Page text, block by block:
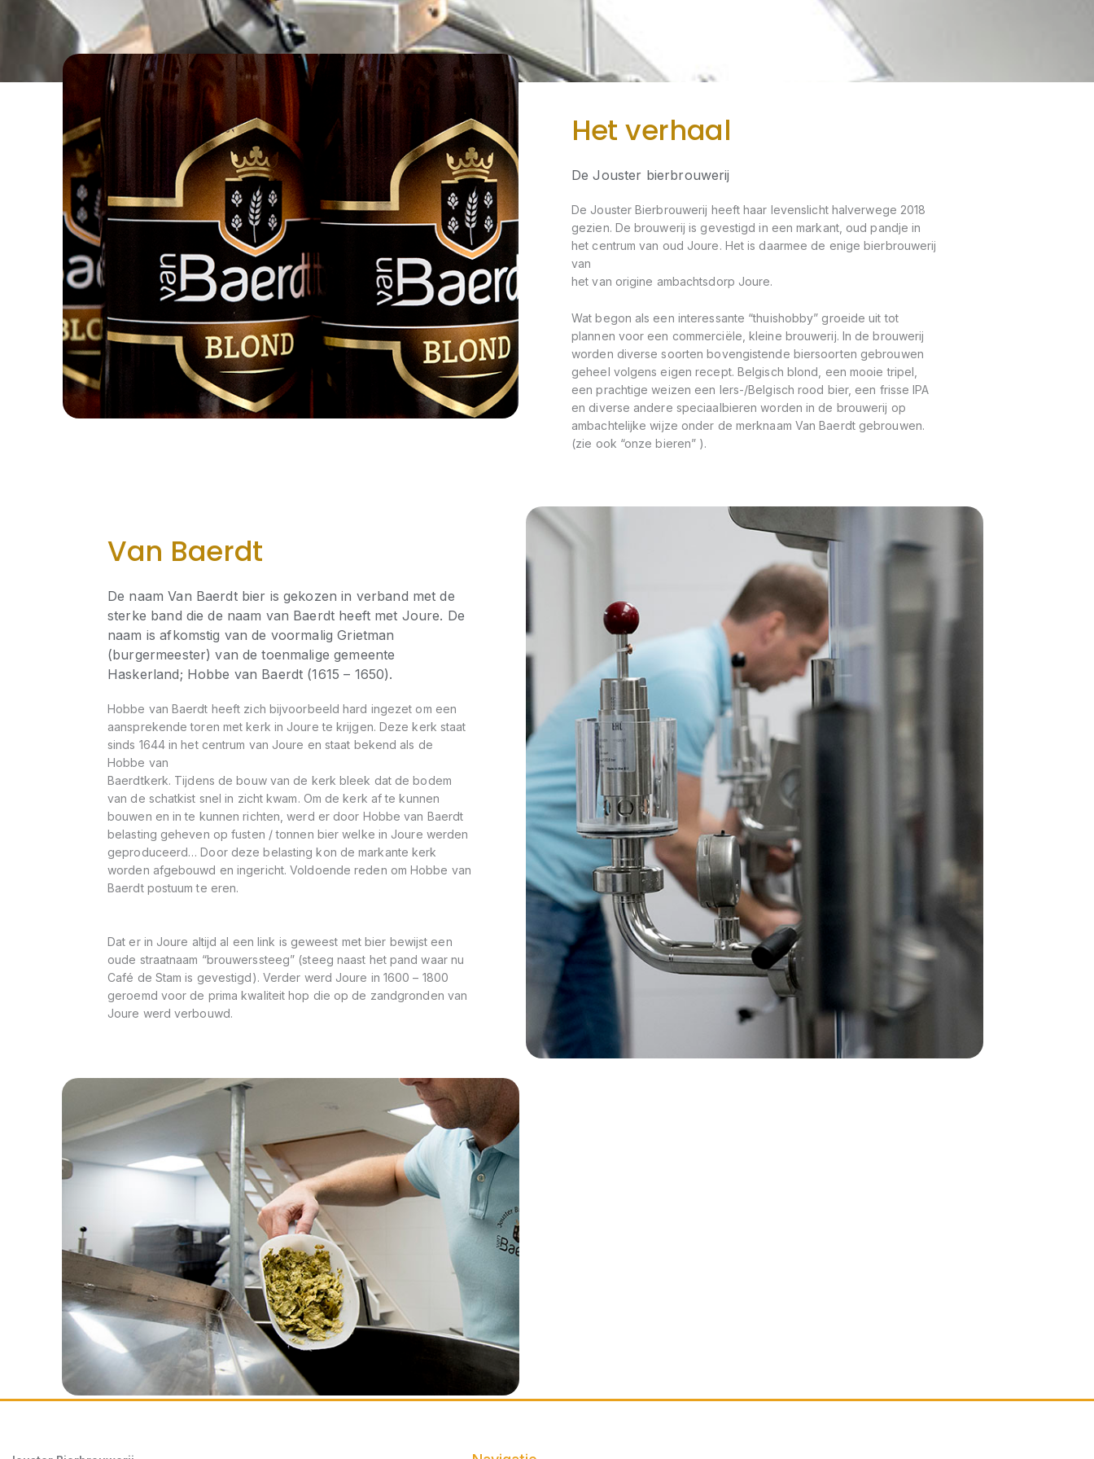
Het verhaal
De Jouster bierbrouwerij
De Jouster Bierbrouwerij heeft haar levenslicht halverwege 2018
gezien. De brouwerij is gevestigd in een markant, oud pandje in
het centrum van oud Joure. Het is daarmee de enige bierbrouwerij
van
het van origine ambachtsdorp Joure.
Wat begon als een interessante “thuishobby” groeide uit tot
plannen voor een commerciële, kleine brouwerij. In de brouwerij
worden diverse soorten bovengistende biersoorten gebrouwen
geheel volgens eigen recept. Belgisch blond, een mooie tripel,
een prachtige weizen een Iers-/Belgisch rood bier, een frisse IPA
en diverse andere speciaalbieren worden in de brouwerij op
ambachtelijke wijze onder de merknaam Van Baerdt gebrouwen.
(zie ook “onze bieren” ).
Van Baerdt
De naam Van Baerdt bier is gekozen in verband met de
sterke band die de naam van Baerdt heeft met Joure. De
naam is afkomstig van de voormalig Grietman
(burgermeester) van de toenmalige gemeente
Haskerland; Hobbe van Baerdt (1615 – 1650).
Hobbe van Baerdt heeft zich bijvoorbeeld hard ingezet om een
aansprekende toren met kerk in Joure te krijgen. Deze kerk staat
sinds 1644 in het centrum van Joure en staat bekend als de
Hobbe van
Baerdtkerk. Tijdens de bouw van de kerk bleek dat de bodem
van de schatkist snel in zicht kwam. Om de kerk af te kunnen
bouwen en in te kunnen richten, werd er door Hobbe van Baerdt
belasting geheven op fusten / tonnen bier welke in Joure werden
geproduceerd… Door deze belasting kon de markante kerk
worden afgebouwd en ingericht. Voldoende reden om Hobbe van
Baerdt postuum te eren.
Dat er in Joure altijd al een link is geweest met bier bewijst een
oude straatnaam “brouwerssteeg” (steeg naast het pand waar nu
Café de Stam is gevestigd). Verder werd Joure in 1600 – 1800
geroemd voor de prima kwaliteit hop die op de zandgronden van
Joure werd verbouwd.